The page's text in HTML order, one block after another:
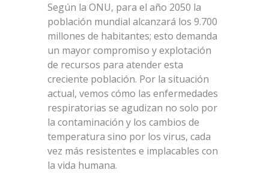
Según la ONU, para el año 2050 la
población mundial alcanzará los 9.700
millones de habitantes; esto demanda
un mayor compromiso y explotación
de recursos para atender esta
creciente población. Por la situación
actual, vemos cómo las enfermedades
respiratorias se agudizan no solo por
la contaminación y los cambios de
temperatura sino por los virus, cada
vez más resistentes e implacables con
la vida humana.